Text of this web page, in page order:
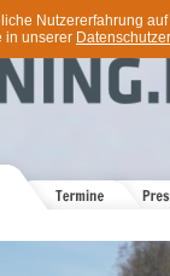
Nutzererfahrung
in unserer